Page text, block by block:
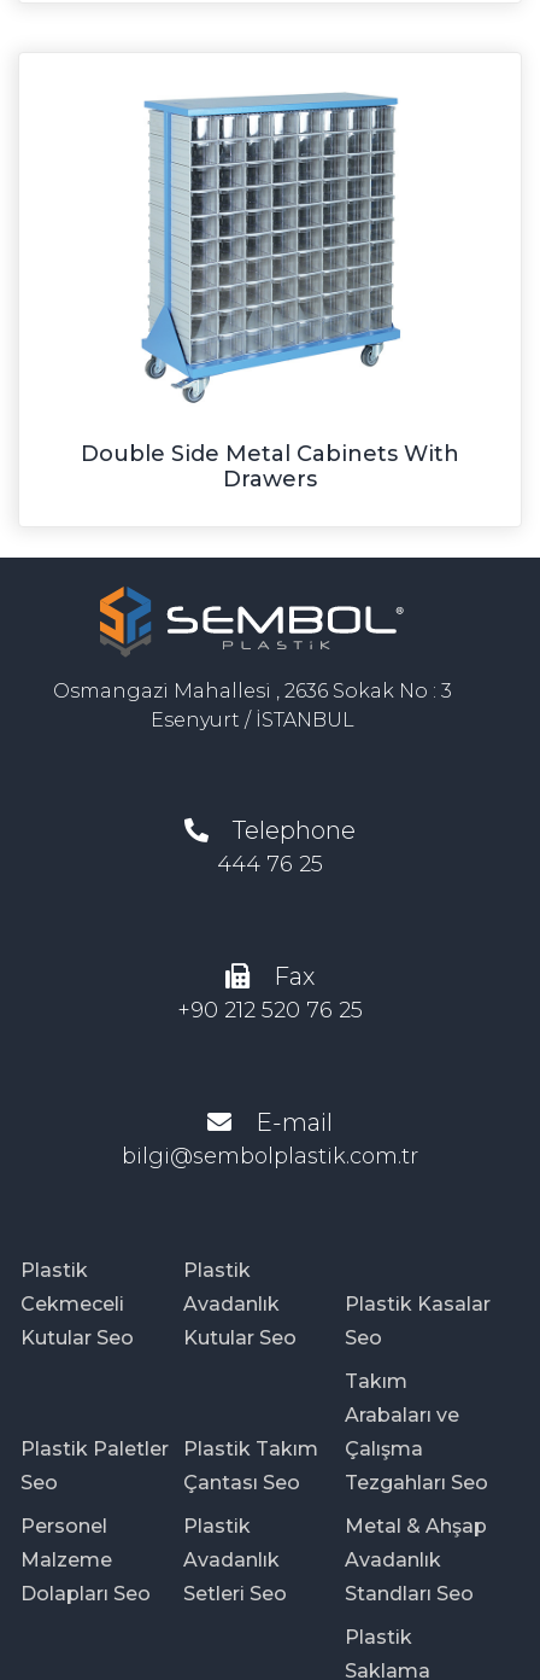
Double Side Metal Cabinets With
Drawers
Osmangazi Mahallesi , 2636 Sokak No : 3
Esenyurt / İSTANBUL
Telephone
444 76 25
Fax
+90 212 520 76 25
E-mail
bilgi@sembolplastik.com.tr
Plastik
Cekmeceli
Kutular Seo
Plastik
Avadanlık
Kutular Seo
Plastik Kasalar
Seo
Plastik Paletler
Seo
Plastik Takım
Çantası Seo
Takım
Arabaları ve
Çalışma
Tezgahları Seo
Personel
Malzeme
Dolapları Seo
Plastik
Avadanlık
Setleri Seo
Metal & Ahşap
Avadanlık
Standları Seo
Plastik
Saklama